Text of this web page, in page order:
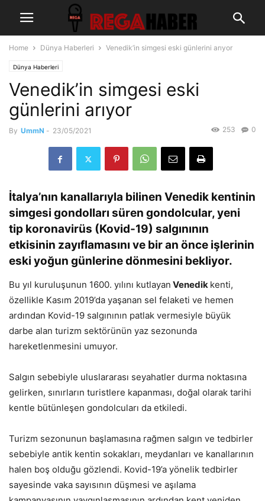
Home Dünya Haberleri Venedik’in simgesi eski günlerini arıyor
Dünya Haberleri
Venedik’in simgesi eski
günlerini arıyor
By UmmN - 23/05/2021 0
253
İtalya’nın kanallarıyla bilinen Venedik kentinin
simgesi gondolları süren gondolcular, yeni
tip koronavirüs (Kovid-19) salgınının
etkisinin zayıflamasını ve bir an önce işlerinin
eski yoğun günlerine dönmesini bekliyor.
Bu yıl kuruluşunun 1600. yılını kutlayan Venedik kenti,
özellikle Kasım 2019’da yaşanan sel felaketi ve hemen
ardından Kovid-19 salgınının patlak vermesiyle büyük
darbe alan turizm sektörünün yaz sezonunda
hareketlenmesini umuyor.
Salgın sebebiyle uluslararası seyahatler durma noktasına
gelirken, sınırların turistlere kapanması, doğal olarak tarihi
kentle bütünleşen gondolcuları da etkiledi.
Turizm sezonunun başlamasına rağmen salgın ve tedbirler
sebebiyle antik kentin sokakları, meydanları ve kanallarının
halen boş olduğu gözlendi. Kovid-19’a yönelik tedbirler
sayesinde vaka sayısının düşmesi ve aşılama